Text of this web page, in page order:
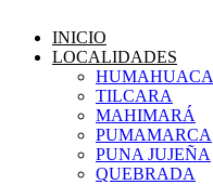
INICIO
LOCALIDADES
HUMAHUACA
TILCARA
MAHIMARÁ
PUMAMARCA
PUNA JUJEÑA
QUEBRADA